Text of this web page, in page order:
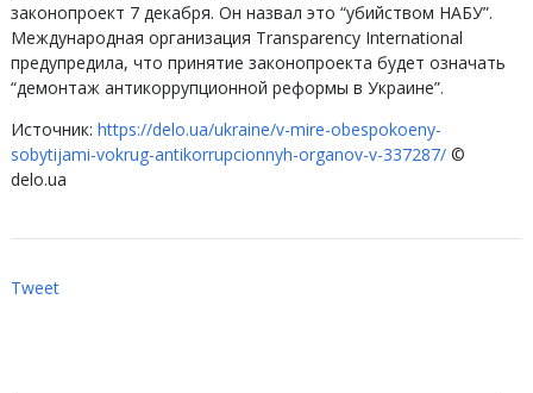
законопроект 7 декабря. Он назвал это “убийством НАБУ”.
Международная организация Transparency International
предупредила, что принятие законопроекта будет означать
“демонтаж антикоррупционной реформы в Украине”.
Источник: https://delo.ua/ukraine/v-mire-obespokoeny-
sobytijami-vokrug-antikorrupcionnyh-organov-v-337287/©
delo.ua
Tweet